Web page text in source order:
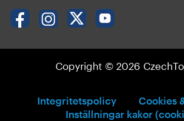
Copyright © 2026
Integritetspolicy
Cookies
Inställningar kakor